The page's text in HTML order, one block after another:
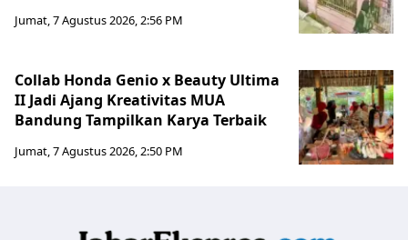
Jumat, 7 Agustus 2026, 2:56 PM
Collab Honda Genio x Beauty Ultima
II Jadi Ajang Kreativitas MUA
Bandung Tampilkan Karya Terbaik
Jumat, 7 Agustus 2026, 2:50 PM